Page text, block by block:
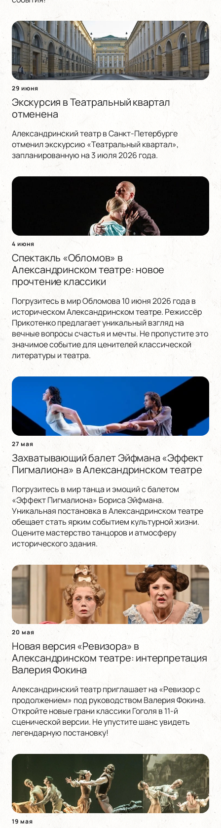
29 июня
Экскурсия в Театральный квартал
отменена
Александринский театр в Санкт-Петербурге
отменил экскурсию «Театральный квартал»,
запланированную на 3 июля 2026 года.
4 июня
Спектакль «Обломов» в
Александринском театре: новое
прочтение классики
Погрузитесь в мир Обломова 10 июня 2026 года в
историческом Александринском театре. Режиссёр
Прикотенко предлагает уникальный взгляд на
вечные вопросы счастья и мечты. Не пропустите это
значимое событие для ценителей классической
литературы и театра.
27 мая
Захватывающий балет Эйфмана «Эффект
Пигмалиона» в Александринском театре
Погрузитесь в мир танца и эмоций с балетом
«Эффект Пигмалиона» Бориса Эйфмана.
Уникальная постановка в Александринском театре
обещает стать ярким событием культурной жизни.
Оцените мастерство танцоров и атмосферу
исторического здания.
20 мая
Новая версия «Ревизора» в
Александринском театре: интерпретация
Валерия Фокина
Александринский театр приглашает на «Ревизор с
продолжением» под руководством Валерия Фокина.
Откройте новые грани классики Гоголя в 11-й
сценической версии. Не упустите шанс увидеть
легендарную постановку!
19 мая